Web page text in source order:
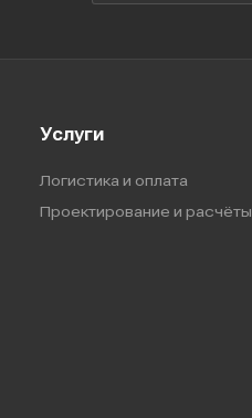
Услуги
Логистика и оплата
Проектирование и расчёты